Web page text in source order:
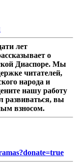
лет
о
Диаспоре. Мы
читателей,
народа и
нашу работу
развиваться, вы
взносом.